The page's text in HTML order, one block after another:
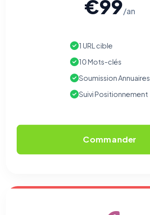
€99/an
1 URL cible
10 Mots-clés
Soumission Annuaires
Suivi Positionnement
Commander